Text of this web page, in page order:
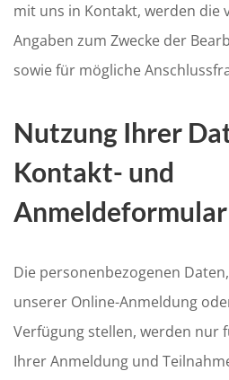
mit uns in Kontakt, werden die
Angaben zum Zwecke der
sowie für mögliche
Nutzung Ihrer
Kontakt- und
Anmeldeformular
Die personenbezogenen
unserer Online-Anmeldung
Verfügung stellen, werden nur
Ihrer Anmeldung und